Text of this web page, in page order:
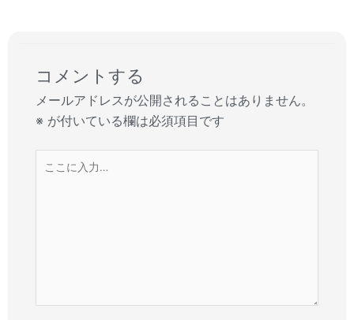
コメントする
メールアドレスが公開されることはありません。
※ が付いている欄は必須項目です